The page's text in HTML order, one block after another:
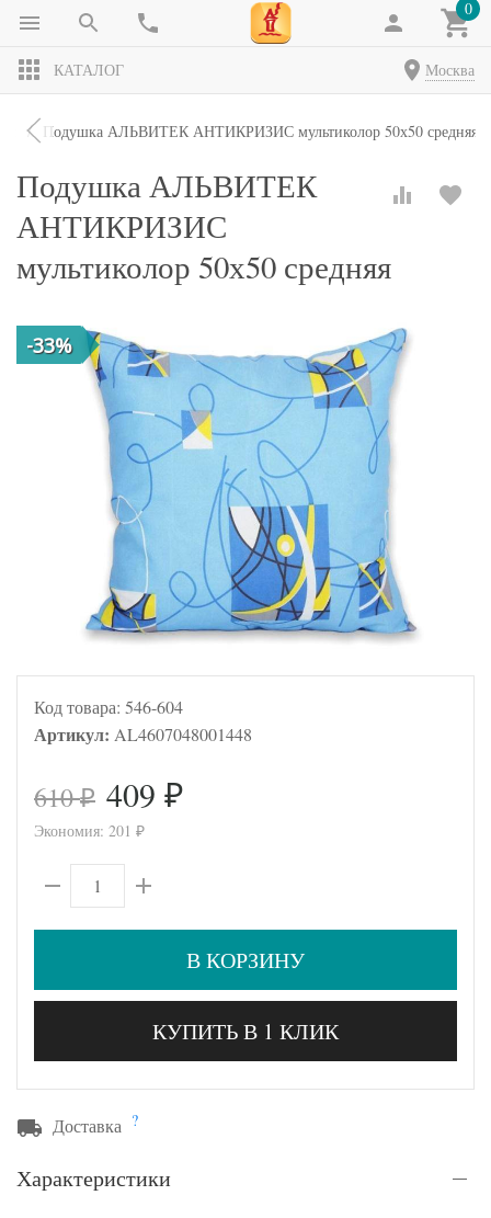
0
КАТАЛОГ Москва
Подушка АЛЬВИТЕК АНТИКРИЗИС мультиколор 50х50 средняя
Подушка АЛЬВИТЕК
АНТИКРИЗИС
мультиколор 50х50 средняя
-33%
Код товара: 546-604
Артикул: AL4607048001448
610₽ 409 ₽
Экономия: 201 ₽
В КОРЗИНУ
КУПИТЬ В 1 КЛИК
Доставка ?
Характеристики